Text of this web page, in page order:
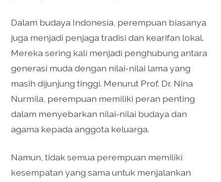
Dalam budaya Indonesia, perempuan biasanya
juga menjadi penjaga tradisi dan kearifan lokal.
Mereka sering kali menjadi penghubung antara
generasi muda dengan nilai-nilai lama yang
masih dijunjung tinggi. Menurut Prof. Dr. Nina
Nurmila, perempuan memiliki peran penting
dalam menyebarkan nilai-nilai budaya dan
agama kepada anggota keluarga.
Namun, tidak semua perempuan memiliki
kesempatan yang sama untuk menjalankan